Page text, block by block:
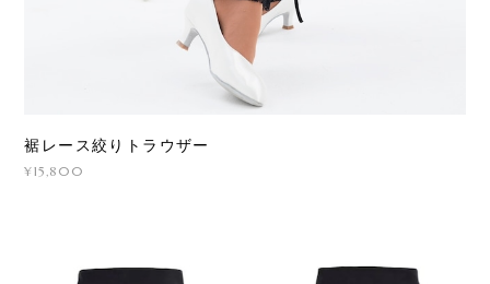
裾レース絞りトラウザー
¥15,800